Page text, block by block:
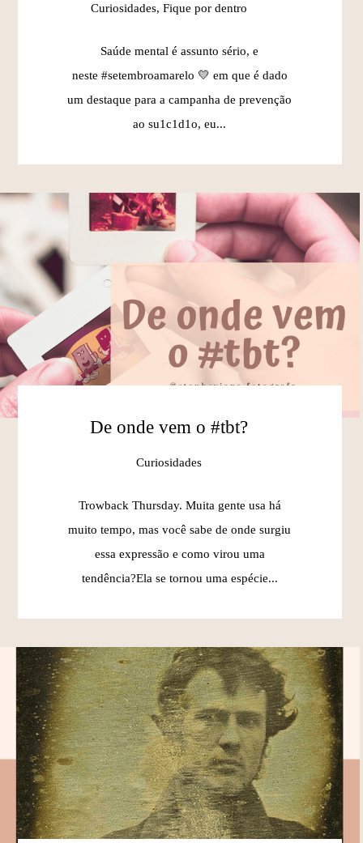
Curiosidades, Fique por dentro
Saúde mental é assunto sério, e
neste #setembroamarelo 💛 em que é dado
um destaque para a campanha de prevenção
ao su1c1d1o, eu...
De onde vem o #tbt?
Curiosidades
Trowback Thursday. Muita gente usa há
muito tempo, mas você sabe de onde surgiu
essa expressão e como virou uma
tendência?Ela se tornou uma espécie...